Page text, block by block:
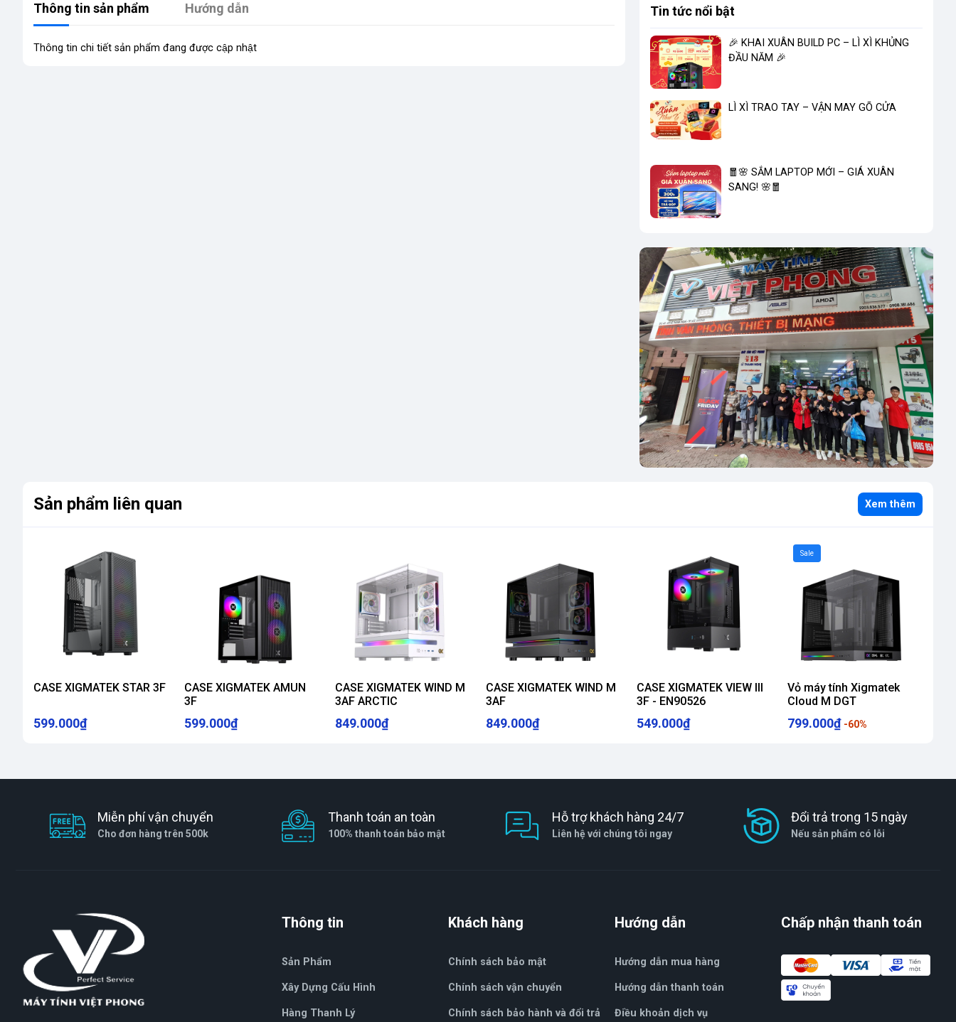
Thông tin sản phẩm Hướng dẫn
Thông tin chi tiết sản phẩm đang được cập nhật
Tin tức nổi bật
🎉 KHAI XUÂN BUILD PC – LÌ XÌ KHỦNG
ĐẦU NĂM 🎉
LÌ XÌ TRAO TAY – VẬN MAY GÕ CỬA
🧧🌸 SẮM LAPTOP MỚI – GIÁ XUÂN
SANG! 🌸🧧
Sản phẩm liên quan Xem thêm
CASE XIGMATEK STAR 3F
599.000₫
CASE XIGMATEK AMUN
3F
599.000₫
CASE XIGMATEK WIND M
3AF ARCTIC
849.000₫
CASE XIGMATEK WIND M
3AF
849.000₫
CASE XIGMATEK VIEW III
3F - EN90526
549.000₫
Sale
Vỏ máy tính Xigmatek
Cloud M DGT
799.000₫ -60%
Miễn phí vận chuyển
Cho đơn hàng trên 500k
Thanh toán an toàn
100% thanh toán bảo mật
Hỗ trợ khách hàng 24/7
Liên hệ với chúng tôi ngay
Đổi trả trong 15 ngày
Nếu sản phẩm có lỗi
Thông tin
Sản Phẩm
Xây Dựng Cấu Hình
Hàng Thanh Lý
Khách hàng
Chính sách bảo mật
Chính sách vận chuyển
Chính sách bảo hành và đổi trả
Hướng dẫn
Hướng dẫn mua hàng
Hướng dẫn thanh toán
Điều khoản dịch vụ
Chấp nhận thanh toán